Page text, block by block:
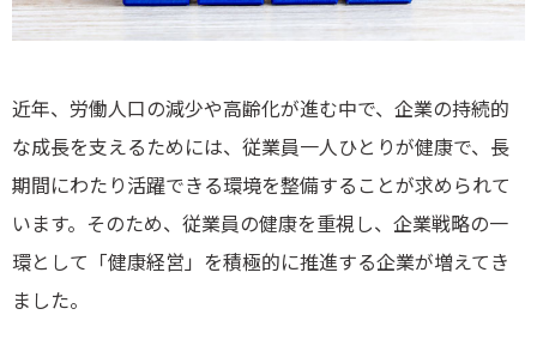
近年、労働人口の減少や高齢化が進む中で、企業の持続的
な成長を支えるためには、従業員一人ひとりが健康で、長
期間にわたり活躍できる環境を整備することが求められて
います。そのため、従業員の健康を重視し、企業戦略の一
環として「健康経営」を積極的に推進する企業が増えてき
ました。